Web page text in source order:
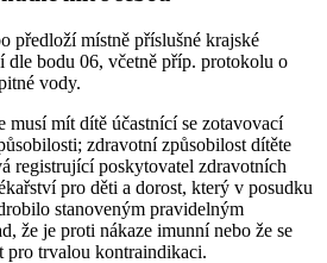
předloží místně příslušné krajské
dle bodu 06, včetně příp. protokolu o
vody.
musí mít dítě účastnící se zotavovací
zdravotní způsobilost dítěte
registrující poskytovatel zdravotních
pro děti a dorost, který v posudku
stanoveným pravidelným
že je proti nákaze imunní nebo že se
pro trvalou kontraindikaci.